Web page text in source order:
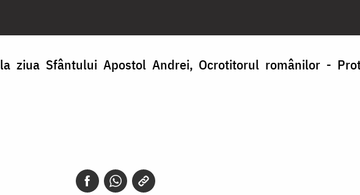
ziua Sfântului Apostol Andrei, Ocrotitorul românilor -